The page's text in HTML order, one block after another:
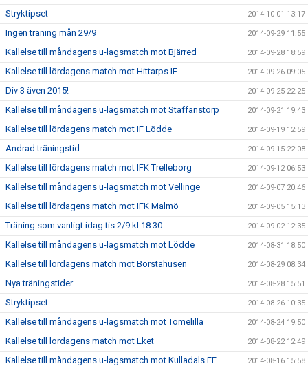
Stryktipset 2014-10-01 13:17
Ingen träning mån 29/9 2014-09-29 11:55
Kallelse till måndagens u-lagsmatch mot Bjärred 2014-09-28 18:59
Kallelse till lördagens match mot Hittarps IF 2014-09-26 09:05
Div 3 även 2015! 2014-09-25 22:25
Kallelse till måndagens u-lagsmatch mot Staffanstorp 2014-09-21 19:43
Kallelse till lördagens match mot IF Lödde 2014-09-19 12:59
Ändrad träningstid 2014-09-15 22:08
Kallelse till lördagens match mot IFK Trelleborg 2014-09-12 06:53
Kallelse till måndagens u-lagsmatch mot Vellinge 2014-09-07 20:46
Kallelse till lördagens match mot IFK Malmö 2014-09-05 15:13
Träning som vanligt idag tis 2/9 kl 18:30 2014-09-02 12:35
Kallelse till måndagens u-lagsmatch mot Lödde 2014-08-31 18:50
Kallelse till lördagens match mot Borstahusen 2014-08-29 08:34
Nya träningstider 2014-08-28 15:51
Stryktipset 2014-08-26 10:35
Kallelse till måndagens u-lagsmatch mot Tomelilla 2014-08-24 19:50
Kallelse till lördagens match mot Eket 2014-08-22 12:49
Kallelse till måndagens u-lagsmatch mot Kulladals FF 2014-08-16 15:58